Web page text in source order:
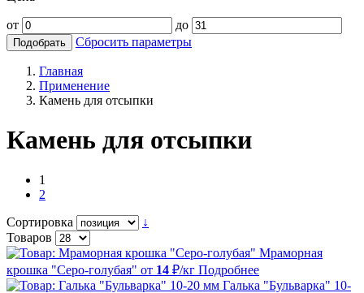
от до
Подобрать Сбросить параметры
Главная
Применение
Камень для отсыпки
Камень для отсыпки
1
2
Сортировка
↓
Товаров
Мраморная
крошка "Серо-голубая" от 14 ₽/кг Подробнее
Галька "Бульварка" 10-